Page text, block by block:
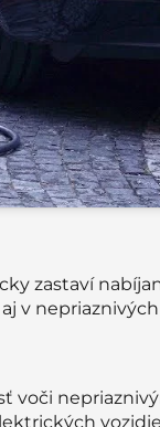
zastaví
v
voči